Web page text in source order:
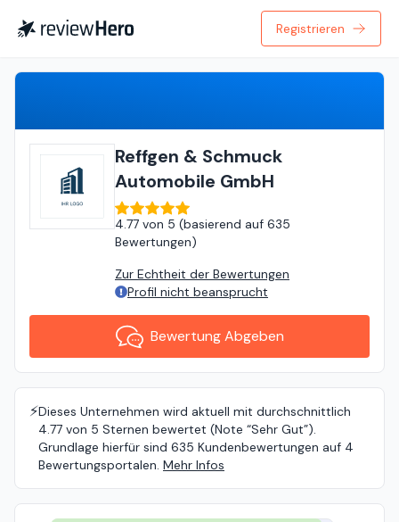
Registrieren
Reffgen & Schmuck
Automobile GmbH
4.77 von 5 (basierend auf 635
Bewertungen)
Zur Echtheit der Bewertungen
Profil nicht beansprucht
Bewertung Abgeben
⚡️Dieses Unternehmen wird aktuell mit durchschnittlich
4.77 von 5 Sternen bewertet (Note “Sehr Gut”).
Grundlage hierfür sind 635 Kundenbewertungen auf 4
Bewertungsportalen. Mehr Infos